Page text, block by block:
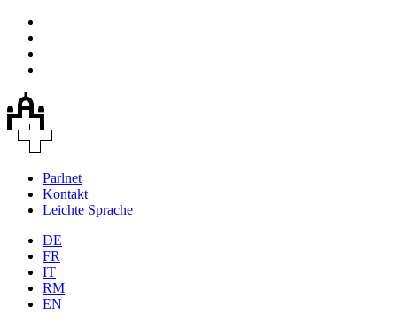
Parlnet
Kontakt
Leichte Sprache
DE
FR
IT
RM
EN